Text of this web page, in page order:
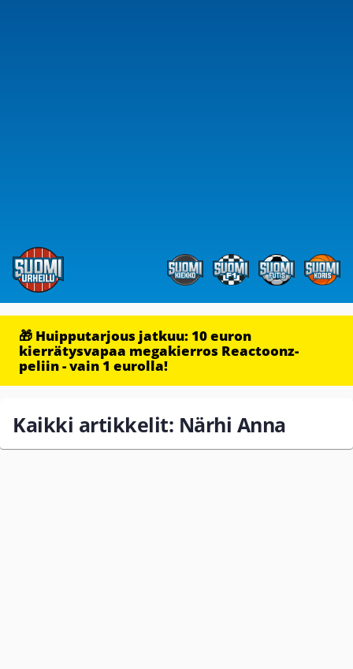
🎁 Huipputarjous jatkuu: 10 euron
kierrätysvapaa megakierros Reactoonz-
peliin - vain 1 eurolla!
Kaikki artikkelit: Närhi Anna